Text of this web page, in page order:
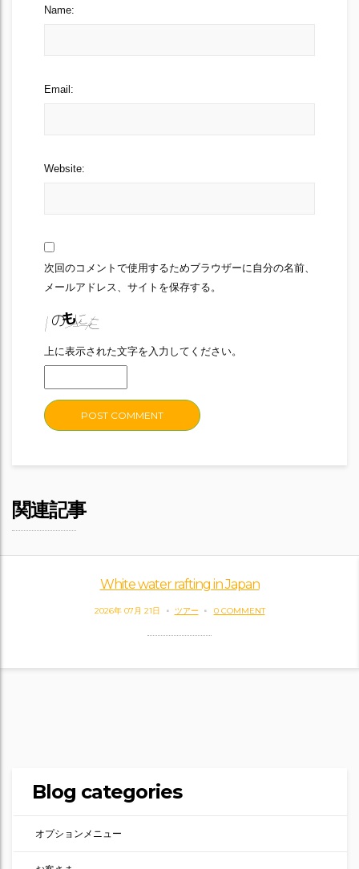
Name:
Email:
Website:
次回のコメントで使用するためブラウザーに自分の名前、
メールアドレス、サイトを保存する。
上に表示された文字を入力してください。
関連記事
White water rafting in Japan
2026年 07月 21日 ツアー 0 COMMENT
Blog categories
オプションメニュー